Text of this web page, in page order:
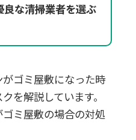
な清掃業者を選ぶ
ゴミ屋敷になった時
を解説しています。
ミ屋敷の場合の対処